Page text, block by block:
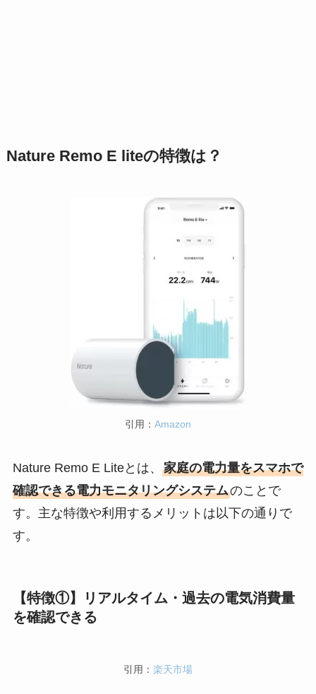
Nature Remo E liteの特徴は？
引用： Amazon
Nature Remo E Liteとは、 家庭の電力量をスマホで
確認できる電力モニタリングシステムのことで
す。主な特徴や利用するメリットは以下の通りで
す。
【特徴①】リアルタイム・過去の電気消費量
を確認できる
引用： 楽天市場